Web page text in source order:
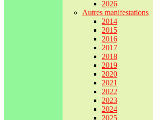
2026
Autres manifestations
2014
2015
2016
2017
2018
2019
2020
2021
2022
2023
2024
2025